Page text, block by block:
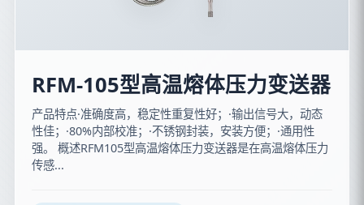
RFM-105型高温熔体压力变送器
产品特点·准确度高，稳定性重复性好；·输出信号大，动态
性佳；·80%内部校准；·不锈钢封装，安装方便；·通用性
强。 概述RFM105型高温熔体压力变送器是在高温熔体压力
传感...